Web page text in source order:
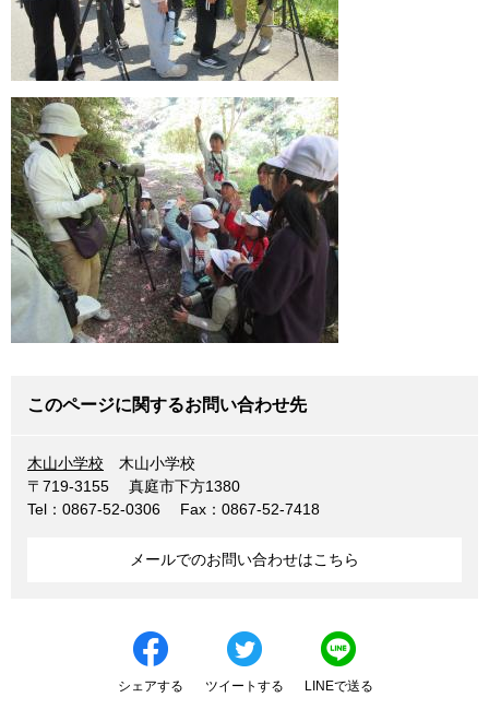
このページに関するお問い合わせ先
木山小学校
木山小学校
〒719-3155
真庭市下方1380
Tel：0867-52-0306
Fax：0867-52-7418
メールでのお問い合わせはこちら
シェアする ツイートする LINEで送る